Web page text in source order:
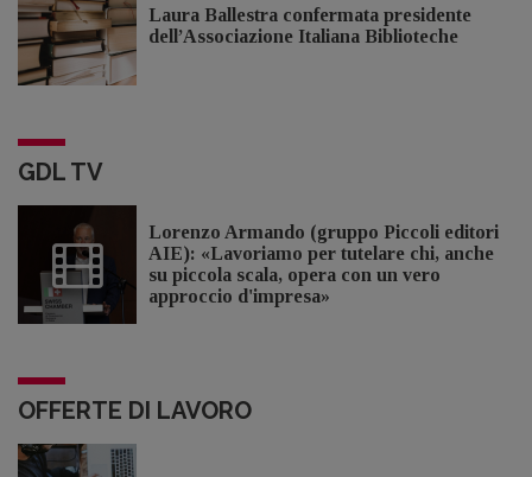
Laura Ballestra confermata presidente
dell’Associazione Italiana Biblioteche
GDL TV
Lorenzo Armando (gruppo Piccoli editori
AIE): «Lavoriamo per tutelare chi, anche
su piccola scala, opera con un vero
approccio d'impresa»
OFFERTE DI LAVORO